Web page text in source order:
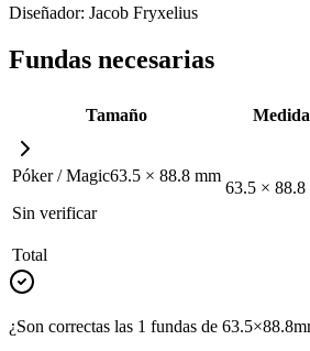
Diseñador: Jacob Fryxelius
Fundas necesarias
Tamaño Medida
Póker / Magic63.5 × 88.8 mm
Sin verificar
63.5 × 88.8
Total
¿Son correctas las 1 fundas de